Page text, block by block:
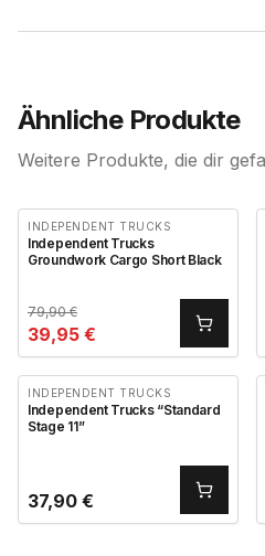
Ähnliche Produkte
Weitere Produkte, die dir
INDEPENDENT TRUCKS
Independent Trucks
Groundwork Cargo Short Black
79,90€
39,95 €
INDEPENDENT TRUCKS
Independent Trucks “Standard
Stage 11”
37,90 €